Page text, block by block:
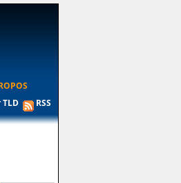
RSS